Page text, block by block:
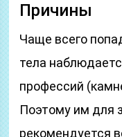
Причины
Чаще всего
тела
профессий
Поэтому им для
рекомендуется